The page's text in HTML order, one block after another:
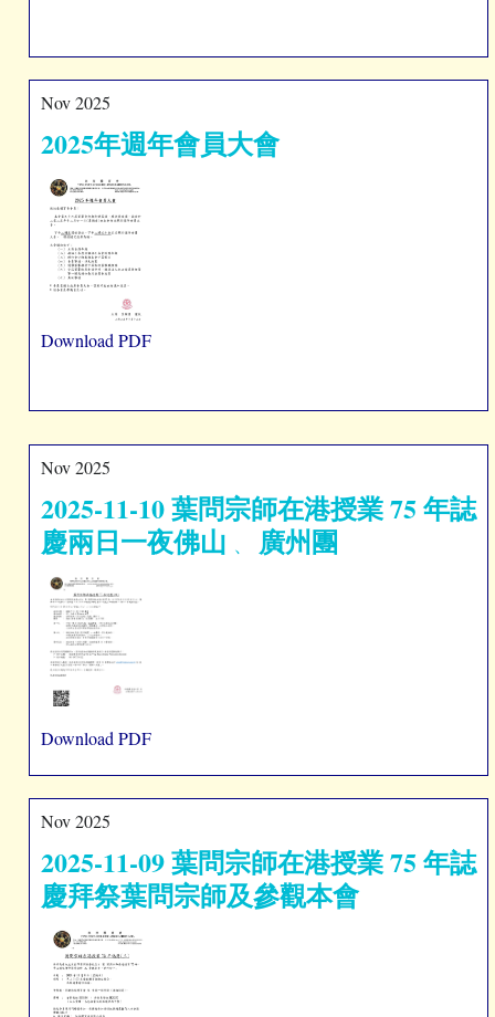
Nov 2025
2025年週年會員大會
Download PDF
Nov 2025
2025-11-10 葉問宗師在港授業 75 年誌
慶兩日一夜佛山 、 廣州團
Download PDF
Nov 2025
2025-11-09 葉問宗師在港授業 75 年誌
慶拜祭葉問宗師及參觀本會